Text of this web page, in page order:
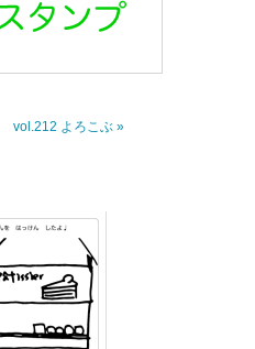
vol.212 よろこぶ »